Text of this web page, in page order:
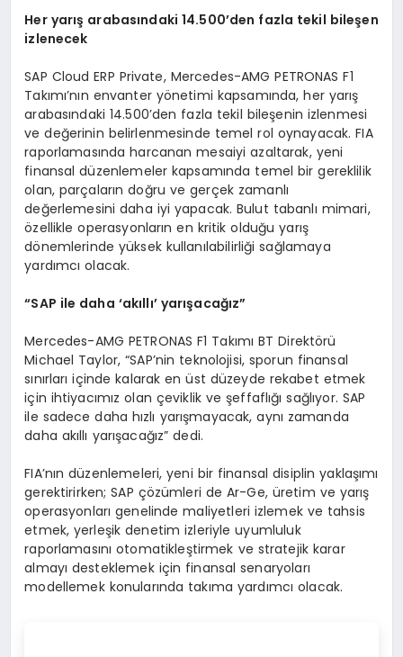
Her yarış arabasındaki 14.500’den fazla tekil bileşen
izlenecek
SAP Cloud ERP Private, Mercedes-AMG PETRONAS F1
Takımı’nın envanter yönetimi kapsamında, her yarış
arabasındaki 14.500’den fazla tekil bileşenin izlenmesi
ve değerinin belirlenmesinde temel rol oynayacak. FIA
raporlamasında harcanan mesaiyi azaltarak, yeni
finansal düzenlemeler kapsamında temel bir gereklilik
olan, parçaların doğru ve gerçek zamanlı
değerlemesini daha iyi yapacak. Bulut tabanlı mimari,
özellikle operasyonların en kritik olduğu yarış
dönemlerinde yüksek kullanılabilirliği sağlamaya
yardımcı olacak.
“SAP ile daha ‘akıllı’ yarışacağız”
Mercedes-AMG PETRONAS F1 Takımı BT Direktörü
Michael Taylor, “SAP’nin teknolojisi, sporun finansal
sınırları içinde kalarak en üst düzeyde rekabet etmek
için ihtiyacımız olan çeviklik ve şeffaflığı sağlıyor. SAP
ile sadece daha hızlı yarışmayacak, aynı zamanda
daha akıllı yarışacağız” dedi.
FIA’nın düzenlemeleri, yeni bir finansal disiplin yaklaşımı
gerektirirken; SAP çözümleri de Ar-Ge, üretim ve yarış
operasyonları genelinde maliyetleri izlemek ve tahsis
etmek, yerleşik denetim izleriyle uyumluluk
raporlamasını otomatikleştirmek ve stratejik karar
almayı desteklemek için finansal senaryoları
modellemek konularında takıma yardımcı olacak.